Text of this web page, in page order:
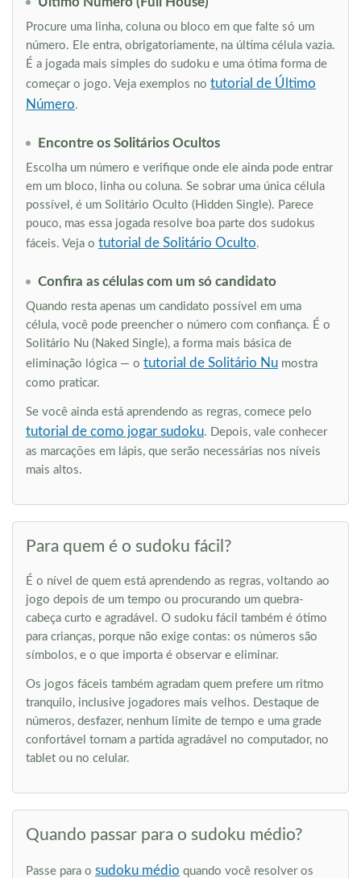
Procure uma linha, coluna ou bloco em que falte só um
número. Ele entra, obrigatoriamente, na última célula vazia.
É a jogada mais simples do sudoku e uma ótima forma de
começar o jogo. Veja exemplos no tutorial de Último
Número.
Encontre os Solitários Ocultos
Escolha um número e verifique onde ele ainda pode entrar
em um bloco, linha ou coluna. Se sobrar uma única célula
possível, é um Solitário Oculto (Hidden Single). Parece
pouco, mas essa jogada resolve boa parte dos sudokus
fáceis. Veja o tutorial de Solitário Oculto.
Confira as células com um só candidato
Quando resta apenas um candidato possível em uma
célula, você pode preencher o número com confiança. É o
Solitário Nu (Naked Single), a forma mais básica de
eliminação lógica — o tutorial de Solitário Nu mostra
como praticar.
Se você ainda está aprendendo as regras, comece pelo
tutorial de como jogar sudoku. Depois, vale conhecer
as marcações em lápis, que serão necessárias nos níveis
mais altos.
Para quem é o sudoku fácil?
É o nível de quem está aprendendo as regras, voltando ao
jogo depois de um tempo ou procurando um quebra-
cabeça curto e agradável. O sudoku fácil também é ótimo
para crianças, porque não exige contas: os números são
símbolos, e o que importa é observar e eliminar.
Os jogos fáceis também agradam quem prefere um ritmo
tranquilo, inclusive jogadores mais velhos. Destaque de
números, desfazer, nenhum limite de tempo e uma grade
confortável tornam a partida agradável no computador, no
tablet ou no celular.
Quando passar para o sudoku médio?
Passe para o sudoku médio quando você resolver os